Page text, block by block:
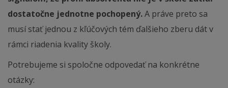
dostatočne jednotne pochopený.A práve preto sa
musí stať jednou z kľúčových tém ďalšieho zberu dát v
rámci riadenia kvality školy.
Potrebujeme si spoločne odpovedať na konkrétne
otázky: